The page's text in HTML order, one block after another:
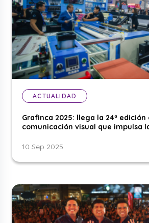
ACTUALIDAD
Grafinca 2025: llega la 24ª
comunicación visual que impulsa
10 Sep 2025